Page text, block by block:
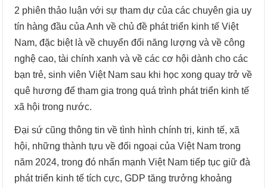
2 phiên thảo luận với sự tham dự của các chuyên gia uy
tín hàng đầu của Anh về chủ đề phát triển kinh tế Việt
Nam, đặc biệt là về chuyển đổi năng lượng và về công
nghệ cao, tài chính xanh và về các cơ hội dành cho các
bạn trẻ, sinh viên Việt Nam sau khi học xong quay trở về
quê hương để tham gia trong quá trình phát triển kinh tế
xã hội trong nước.
Đại sứ cũng thông tin về tình hình chính trị, kinh tế, xã
hội, những thành tựu về đối ngoại của Việt Nam trong
năm 2024, trong đó nhấn mạnh Việt Nam tiếp tục giữ đà
phát triển kinh tế tích cực, GDP tăng trưởng khoảng